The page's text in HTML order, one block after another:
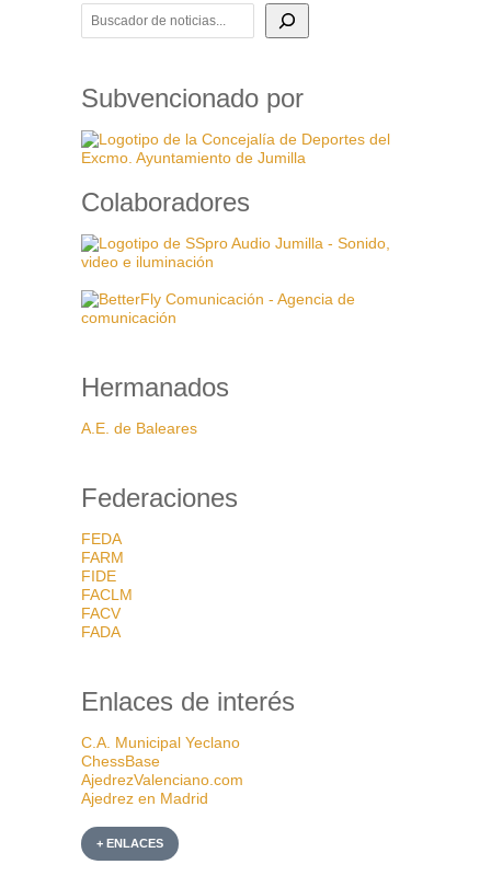
BUSCADOR DE NOTICIAS
Subvencionado por
Colaboradores
Hermanados
A.E. de Baleares
Federaciones
FEDA
FARM
FIDE
FACLM
FACV
FADA
Enlaces de interés
C.A. Municipal Yeclano
ChessBase
AjedrezValenciano.com
Ajedrez en Madrid
+ ENLACES